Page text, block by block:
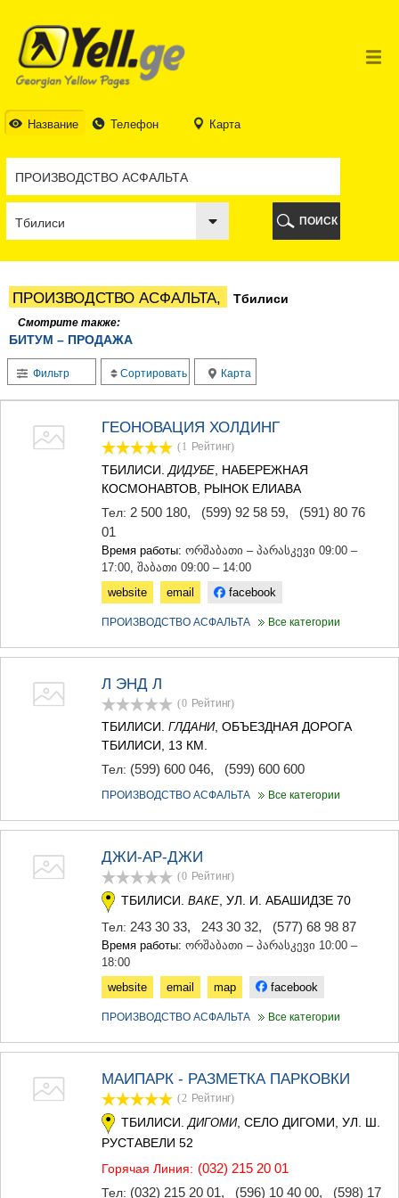
Название Телефон Карта
ТБИЛИСИ
ТБИЛИСИ
АБХАЗИЯ
ГАЛИ
БАТУМИ
КОБУЛЕТИ
ШУАХЕВИ
ЧАКВИ
ОЗУРГЕТИ
ЧОХАТАУРИ
УРЕКИ
ИМЕРЕТИЯ
БАГДАТИ
ВАНИ
САМТРЕДИА
САЧХЕРЕ
ТЕЛАВИ
САГАРЕДЖО
СИГНАГИ
СТЕПАНЦМИНДА (КАЗБЕГИ)
АХАЛГОРИ
РАЧА-ЛЕЧХУМИ/НИЖНЯЯ
АМБРОЛАУРИ
МЕГРЕЛИЯ/ВЕРХНЯЯ
ЗУГДИДИ
МЕСТИА
СЕНАКИ
ЦАЛЕНДЖИХА
ПОИСК
ПРОИЗВОДСТВО АСФАЛЬТА, Тбилиси
Смотрите также:
БИТУМ – ПРОДАЖА
Фильтр Сортировать Карта
ГЕОНОВАЦИЯ ХОЛДИНГ
(1 Рейтинг)
ТБИЛИСИ. ДИДУБЕ , НАБЕРЕЖНАЯ
КОСМОНАВТОВ, РЫНОК ЕЛИАВА
Тел: 2 500 180, (599) 92 58 59, (591) 80 76
01
Время работы: ორშაბათი – პარასკევი 09:00 –
17:00, შაბათი 09:00 – 14:00
website
email facebook
ПРОИЗВОДСТВО АСФАЛЬТА Все категории
Л ЭНД Л
(0 Рейтинг)
ТБИЛИСИ. ГЛДАНИ, ОБЪЕЗДНАЯ ДОРОГА
ТБИЛИСИ, 13 КМ.
Тел: (599) 600 046, (599) 600 600
ПРОИЗВОДСТВО АСФАЛЬТА Все категории
ДЖИ-АР-ДЖИ
(0 Рейтинг)
ТБИЛИСИ. ВАКЕ , УЛ. И. АБАШИДЗЕ 70
Тел: 243 30 33, 243 30 32, (577) 68 98 87
Время работы: ორშაბათი – პარასკევი 10:00 –
18:00
website
email map facebook
ПРОИЗВОДСТВО АСФАЛЬТА Все категории
МАИПАРК - РАЗМЕТКА ПАРКОВКИ
(2 Рейтинг)
ТБИЛИСИ. ДИГОМИ, СЕЛО ДИГОМИ, УЛ. Ш.
РУСТАВЕЛИ 52
Горячая Линия: (032) 215 20 01
Тел: (032) 215 20 01, (596) 10 40 00, (598) 17